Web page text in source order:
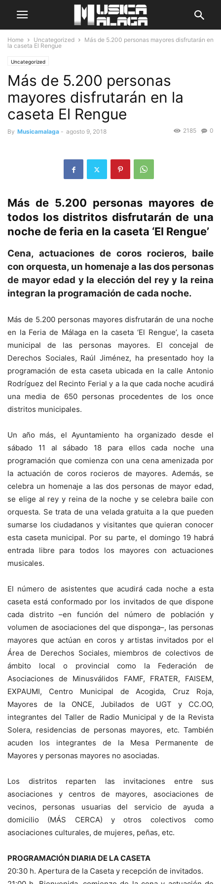
Home Uncategorized
Más de 5.200 personas mayores disfrutarán en
la caseta El Rengue
Uncategorized
Más de 5.200 personas
mayores disfrutarán en la
caseta El Rengue
By Musicamalaga - agosto 9, 2018 0
2185
Más de 5.200 personas mayores de
todos los distritos disfrutarán de una
noche de feria en la caseta ‘El Rengue’
Cena, actuaciones de coros rocieros, baile
con orquesta, un homenaje a las dos personas
de mayor edad y la elección del rey y la reina
integran la programación de cada noche.
Más de 5.200 personas mayores disfrutarán de una noche
en la Feria de Málaga en la caseta ‘El Rengue’, la caseta
municipal de las personas mayores. El concejal de
Derechos Sociales, Raúl Jiménez, ha presentado hoy la
programación de esta caseta ubicada en la calle Antonio
Rodríguez del Recinto Ferial y a la que cada noche acudirá
una media de 650 personas procedentes de los once
distritos municipales.
Un año más, el Ayuntamiento ha organizado desde el
sábado 11 al sábado 18 para ellos cada noche una
programación que comienza con una cena amenizada por
la actuación de coros rocieros de mayores. Además, se
celebra un homenaje a las dos personas de mayor edad,
se elige al rey y reina de la noche y se celebra baile con
orquesta. Se trata de una velada gratuita a la que pueden
sumarse los ciudadanos y visitantes que quieran conocer
esta caseta municipal. Por su parte, el domingo 19 habrá
entrada libre para todos los mayores con actuaciones
musicales.
El número de asistentes que acudirá cada noche a esta
caseta está conformado por los invitados de que dispone
cada distrito –en función del número de población y
volumen de asociaciones del que disponga–, las personas
mayores que actúan en coros y artistas invitados por el
Área de Derechos Sociales, miembros de colectivos de
ámbito local o provincial como la Federación de
Asociaciones de Minusválidos FAMF, FRATER, FAISEM,
EXPAUMI, Centro Municipal de Acogida, Cruz Roja,
Mayores de la ONCE, Jubilados de UGT y CC.OO,
integrantes del Taller de Radio Municipal y de la Revista
Solera, residencias de personas mayores, etc. También
acuden los integrantes de la Mesa Permanente de
Mayores y personas mayores no asociadas.
Los distritos reparten las invitaciones entre sus
asociaciones y centros de mayores, asociaciones de
vecinos, personas usuarias del servicio de ayuda a
domicilio (MÁS CERCA) y otros colectivos como
asociaciones culturales, de mujeres, peñas, etc.
PROGRAMACIÓN DIARIA DE LA CASETA
20:30 h. Apertura de la Caseta y recepción de invitados.